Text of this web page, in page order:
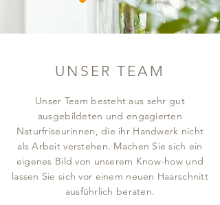
UNSER TEAM
Unser Team besteht aus sehr gut
ausgebildeten und engagierten
Naturfriseurinnen, die ihr Handwerk nicht
als Arbeit verstehen. Machen Sie sich ein
eigenes Bild von unserem Know-how und
lassen Sie sich vor einem neuen Haarschnitt
ausführlich beraten.